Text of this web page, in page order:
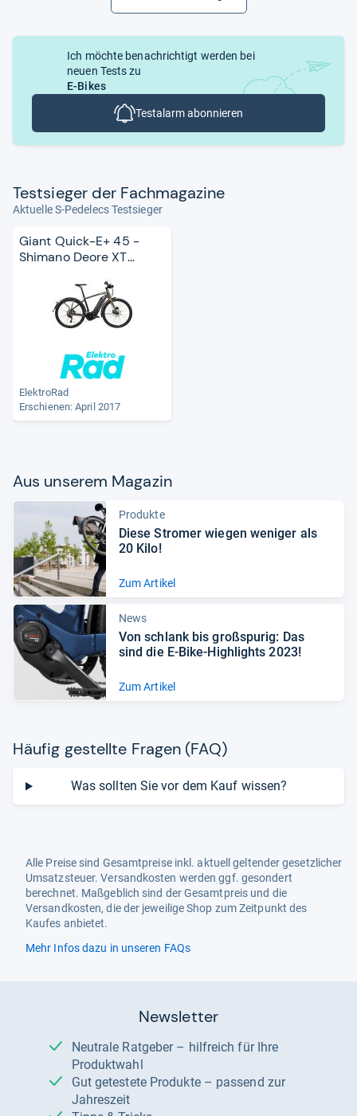
Ich möchte benachrichtigt werden bei
neuen Tests zu
E-Bikes
Testalarm abonnieren
Test­sie­ger der Fach­ma­ga­zine
Aktuelle S-Pedelecs Testsieger
Giant Quick-E+ 45 -
Shimano Deore XT
ElektroRad
Erschienen: April 2017
Aus unse­rem Maga­zin
Produkte
Diese Stro­mer wie­gen weni­ger als
20 Kilo!
Zum Artikel
News
Von schlank bis groß­spu­rig: Das
sind die E-​Bike-​High­lights 2023!
Zum Artikel
Häu­fig gestellte Fra­gen (FAQ)
Was sollten Sie vor dem Kauf wissen?
Alle Preise sind Gesamtpreise inkl. aktuell geltender gesetzlicher
Umsatzsteuer. Versandkosten werden ggf. gesondert
berechnet. Maßgeblich sind der Gesamtpreis und die
Versandkosten, die der jeweilige Shop zum Zeitpunkt des
Kaufes anbietet.
Mehr Infos dazu in unseren FAQs
Newsletter
Neutrale Ratgeber – hilfreich für Ihre
Produktwahl
Gut getestete Produkte – passend zur
Jahreszeit